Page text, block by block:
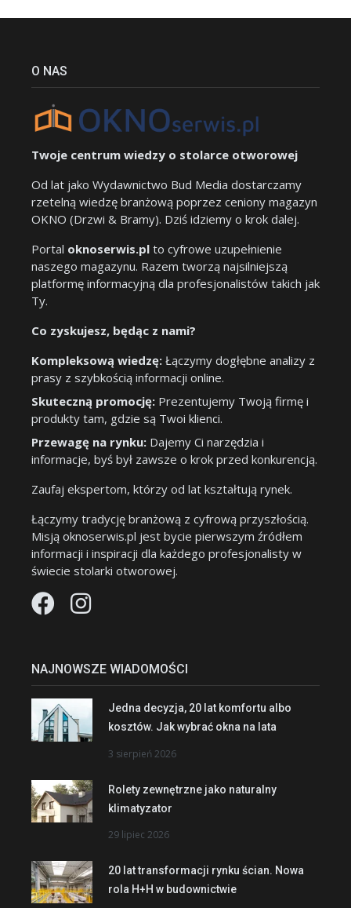
O NAS
Twoje centrum wiedzy o stolarce otworowej
Od lat jako Wydawnictwo Bud Media dostarczamy
rzetelną wiedzę branżową poprzez ceniony magazyn
OKNO (Drzwi & Bramy). Dziś idziemy o krok dalej.
Portal oknoserwis.pl to cyfrowe uzupełnienie
naszego magazynu. Razem tworzą najsilniejszą
platformę informacyjną dla profesjonalistów takich jak
Ty.
Co zyskujesz, będąc z nami?
Kompleksową wiedzę: Łączymy dogłębne analizy z
prasy z szybkością informacji online.
Skuteczną promocję: Prezentujemy Twoją firmę i
produkty tam, gdzie są Twoi klienci.
Przewagę na rynku: Dajemy Ci narzędzia i
informacje, byś był zawsze o krok przed konkurencją.
Zaufaj ekspertom, którzy od lat kształtują rynek.
Łączymy tradycję branżową z cyfrową przyszłością.
Misją oknoserwis.pl jest bycie pierwszym źródłem
informacji i inspiracji dla każdego profesjonalisty w
świecie stolarki otworowej.
NAJNOWSZE WIADOMOŚCI
Jedna decyzja, 20 lat komfortu albo
kosztów. Jak wybrać okna na lata
3 sierpień 2026
Rolety zewnętrzne jako naturalny
klimatyzator
29 lipiec 2026
20 lat transformacji rynku ścian. Nowa
rola H+H w budownictwie